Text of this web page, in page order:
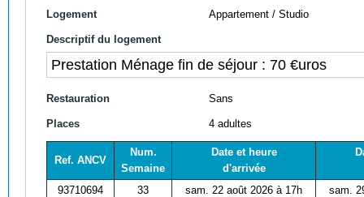
Logement Appartement / Studio
Descriptif du logement
Prestation Ménage fin de séjour : 70 €uros
Restauration Sans
Places 4 adultes
Ref. ANCV
Num.
Semaine
Date et heure
d'arrivée
93710694 33 sam. 22 août 2026 à 17h sam.